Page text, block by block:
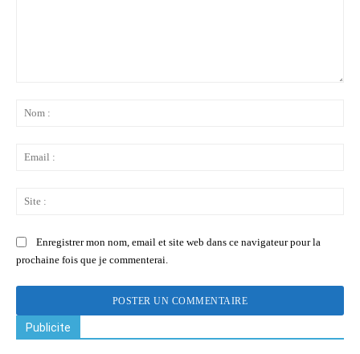
Enregistrer mon nom, email et site web dans ce navigateur pour la
prochaine fois que je commenterai.
Publicite